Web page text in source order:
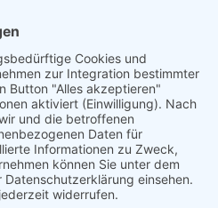
1938: Schließung
Nazis,
2003/ Friedrichstraße 54
Opfern ihre Namen
in Freiburg, Freiburg 2006;